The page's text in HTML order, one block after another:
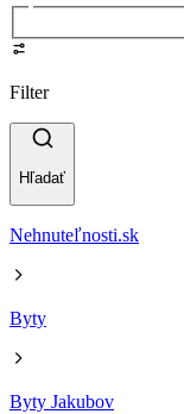
Filter
Hľadať
Nehnuteľnosti.sk
Byty
Byty Jakubov